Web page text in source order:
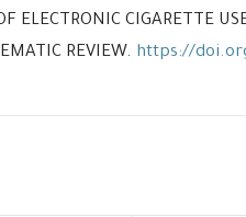
ELECTRONIC CIGARETTE
REVIEW. https://